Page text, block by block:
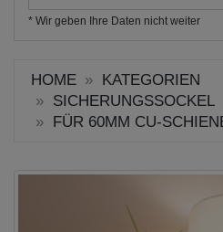
Mail
Adresse
* Wir geben Ihre Daten nicht weiter
HOME
KATEGORIEN
SICHERUNGSSOCKEL
FÜR 60MM CU-